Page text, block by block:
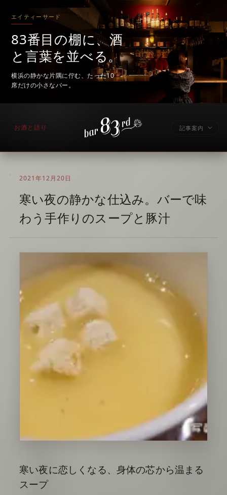
エイティーサード
83番目の棚に、酒
と言葉を並べる。
横浜の静かな片隅に佇む、たった10
席だけの小さなバー。
2021年12月20日
寒い夜の静かな仕込み。バーで味
わう手作りのスープと豚汁
寒い夜に恋しくなる、身体の芯から温まる
スープ
お酒と語り 記事案内